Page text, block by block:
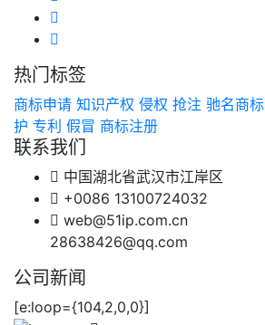
热门标签
商标申请 知识产权 侵权 抢注 驰名商标
护 专利 假冒 商标注册
联系我们
中国湖北省武汉市江岸区
+0086 13100724032
web@51ip.com.cn
28638426@qq.com
公司新闻
[e:loop={104,2,0,0}]